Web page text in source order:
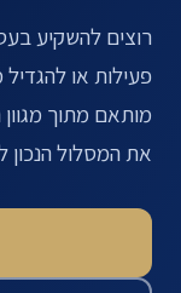
רוצים להשקיע
פעילות או
מותאם מתוך מגוון
את המסלול